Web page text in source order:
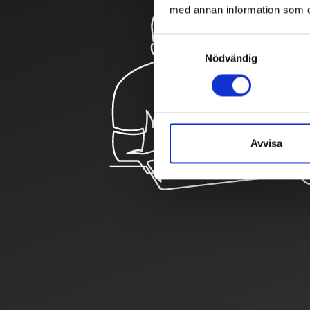
med annan information som
Samtyckesval
Nödvändig
Avvisa